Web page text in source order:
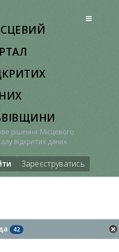
рішення Місцевого
відкритих даних
Зареєструватись
42